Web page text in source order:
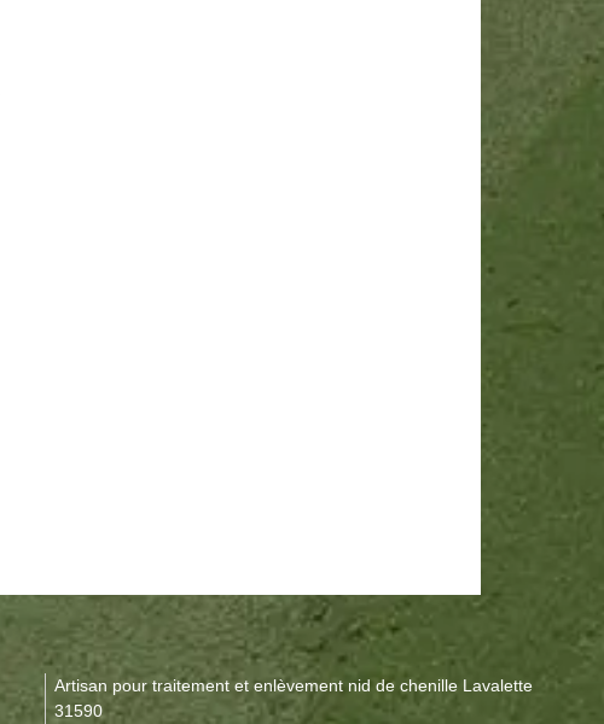
Artisan pour traitement et enlèvement nid de chenille Lavalette
31590